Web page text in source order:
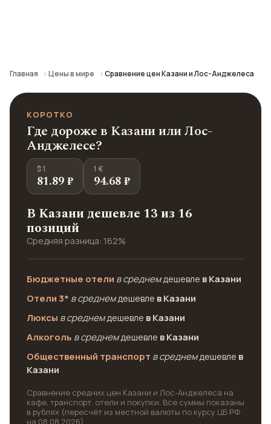
Главная Цены в мире Сравнение цен Казани и Лос-Анджелеса
КОРОТКО
Где дороже в Казани или Лос-
Анджелесе?
$ 1
81.89 ₽
1 €
94.68 ₽
В Казани дешевле 13 из 16
позиций
Средняя разница: 162%
Бюджетные отели в среднемдешевле в Казани
Отели 3* в среднемдешевле в Казани
Люксы в среднемдешевле в Казани
Алкоголь в среднемдешевле в Казани
Общественный транспорт в среднемдешевле в
Казани
Сравнение средних цен Казани и Лос-Анджелеса на
кафе, транспорт, отели и покупки. Все суммы показаны
в рублях (пересчёт из местной валюты по курсу ЦБ РФ
на 08.08.2026).